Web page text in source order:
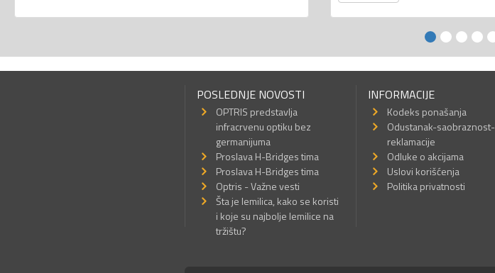
POSLEDNJE NOVOSTI
OPTRIS predstavlja
infracrvenu optiku bez
germanijuma
Proslava H-Bridges tima
Proslava H-Bridges tima
Optris - Važne vesti
Šta je lemilica, kako se koristi
i koje su najbolje lemilice na
tržištu?
INFORMACIJE
Kodeks ponašanja
Odustanak-saobraznost-
reklamacije
Odluke o akcijama
Uslovi korišćenja
Politika privatnosti